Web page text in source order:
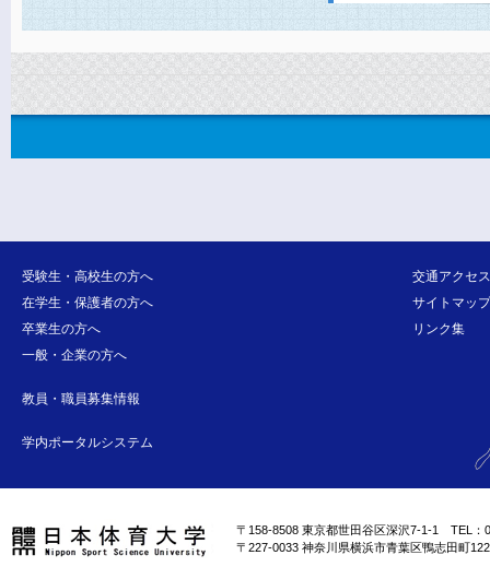
受験生・高校生の方へ
在学生・保護者の方へ
卒業生の方へ
一般・企業の方へ
教員・職員募集情報
学内ポータルシステム
交通アクセス
サイトマップ
リンク集
〒158-8508 東京都世田谷区深沢7-1-1 TEL
〒227-0033 神奈川県横浜市青葉区鴨志田町